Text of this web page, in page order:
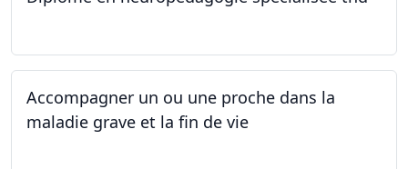
Accompagner un ou une proche dans la
maladie grave et la fin de vie